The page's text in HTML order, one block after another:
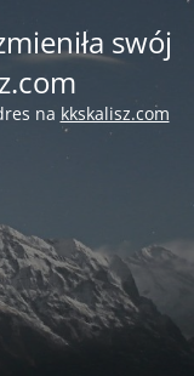
swój
na kkskalisz.com